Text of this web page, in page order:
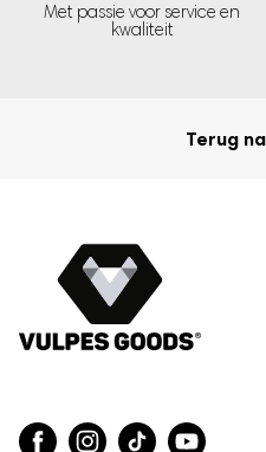
Met passie voor service en
kwaliteit
Terug